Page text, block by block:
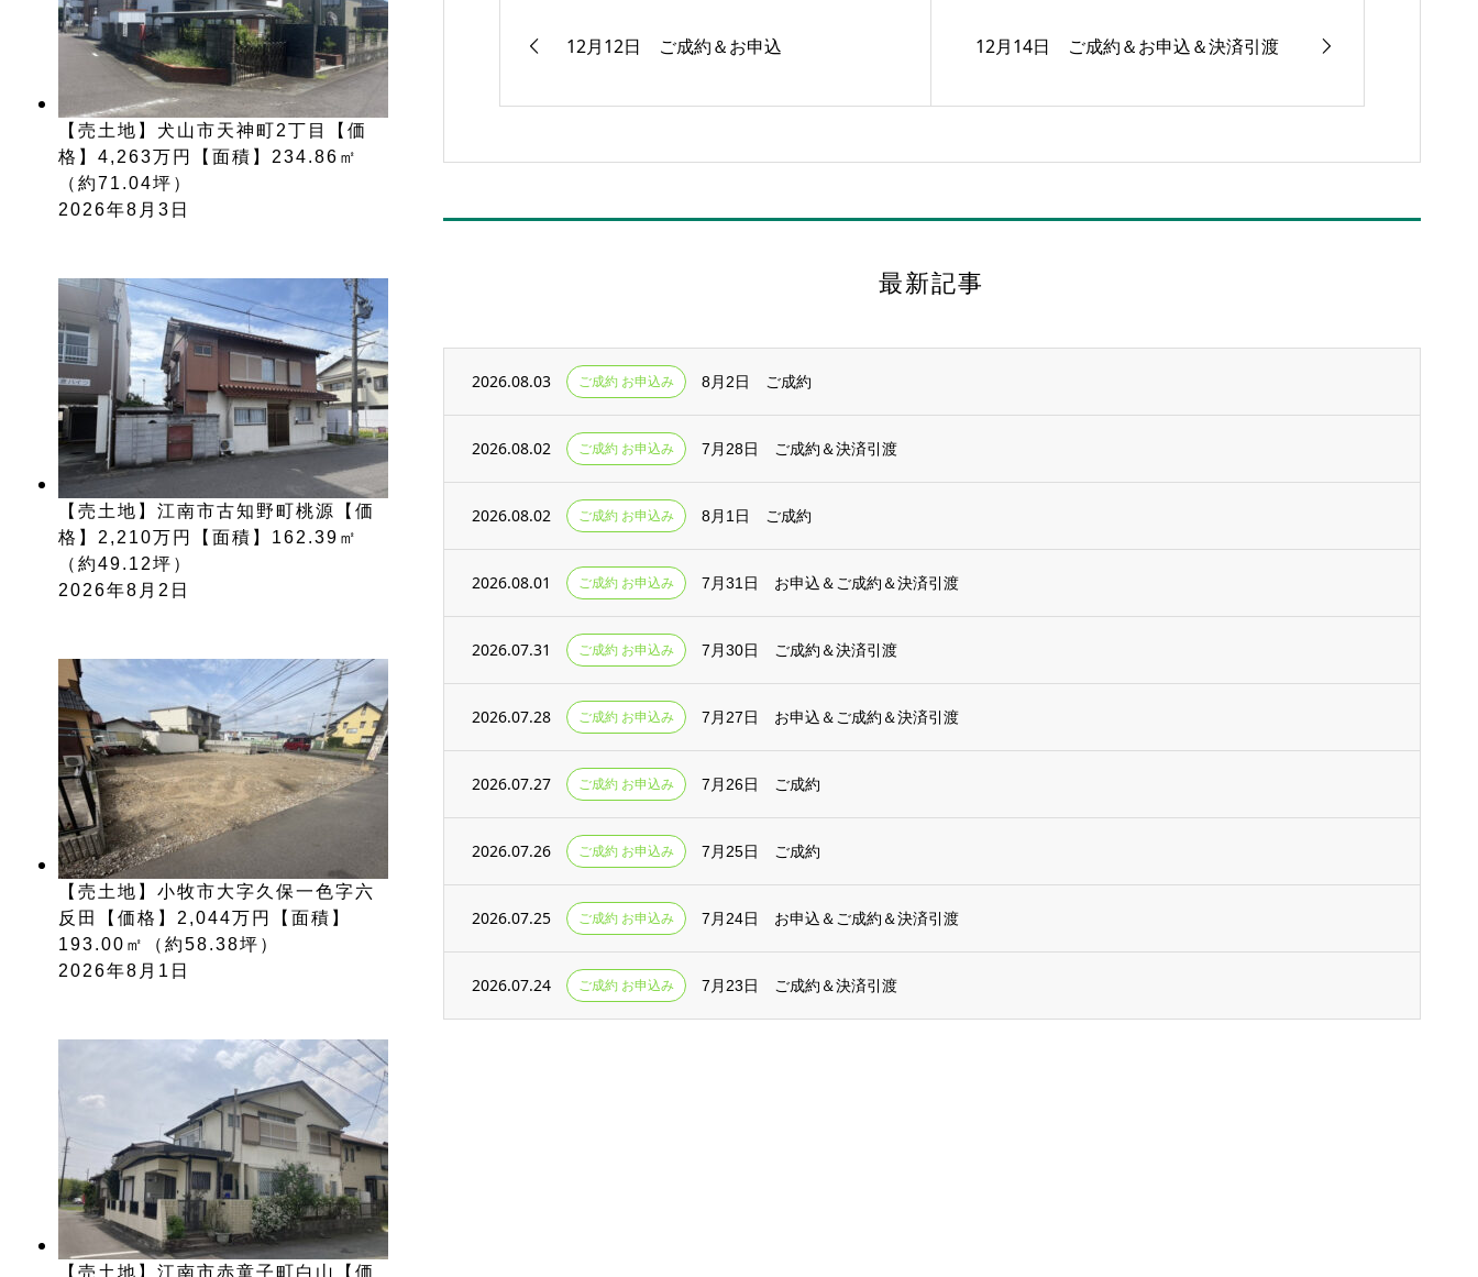
12月12日 ご成約＆お申込 12月14日 ご成約＆お申込＆決済引渡
最新記事
2026.08.03 ご成約 お申込み 8月2日 ご成約
2026.08.02 ご成約 お申込み 7月28日 ご成約＆決済引渡
2026.08.02 ご成約 お申込み 8月1日 ご成約
2026.08.01 ご成約 お申込み 7月31日 お申込＆ご成約＆決済引渡
2026.07.31 ご成約 お申込み 7月30日 ご成約＆決済引渡
2026.07.28 ご成約 お申込み 7月27日 お申込＆ご成約＆決済引渡
2026.07.27 ご成約 お申込み 7月26日 ご成約
2026.07.26 ご成約 お申込み 7月25日 ご成約
2026.07.25 ご成約 お申込み 7月24日 お申込＆ご成約＆決済引渡
2026.07.24 ご成約 お申込み 7月23日 ご成約＆決済引渡
【売土地】犬山市天神町2丁目【価
格】4,263万円【面積】234.86㎡
（約71.04坪）
2026年8月3日
【売土地】江南市古知野町桃源【価
格】2,210万円【面積】162.39㎡
（約49.12坪）
2026年8月2日
【売土地】小牧市大字久保一色字六
反田【価格】2,044万円【面積】
193.00㎡（約58.38坪）
2026年8月1日
【売土地】江南市赤童子町白山【価